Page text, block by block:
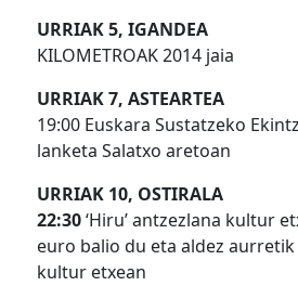
URRIAK 5, IGANDEA
KILOMETROAK 2014 jaia
URRIAK 7, ASTEARTEA
19:00 Euskara Sustatzeko
lanketa Salatxo aretoan
URRIAK 10, OSTIRALA
22:30‘Hiru’ antzezlana kultur
euro balio du eta aldez
kultur etxean